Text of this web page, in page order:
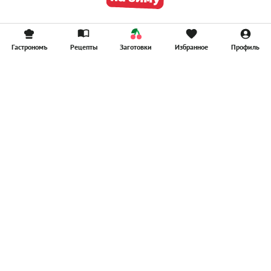
Гастрономъ Рецепты Заготовки Избранное Профиль